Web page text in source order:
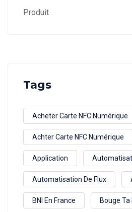
Produit
Tags
Acheter Carte NFC Numérique
Achter Carte NFC Numérique
Application
Automatisation De Flux
BNI En France Bouge Ta